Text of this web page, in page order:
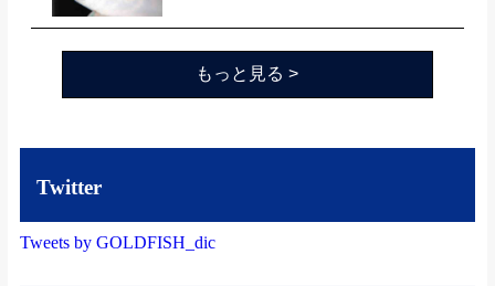
もっと見る >
Twitter
Tweets by GOLDFISH_dic